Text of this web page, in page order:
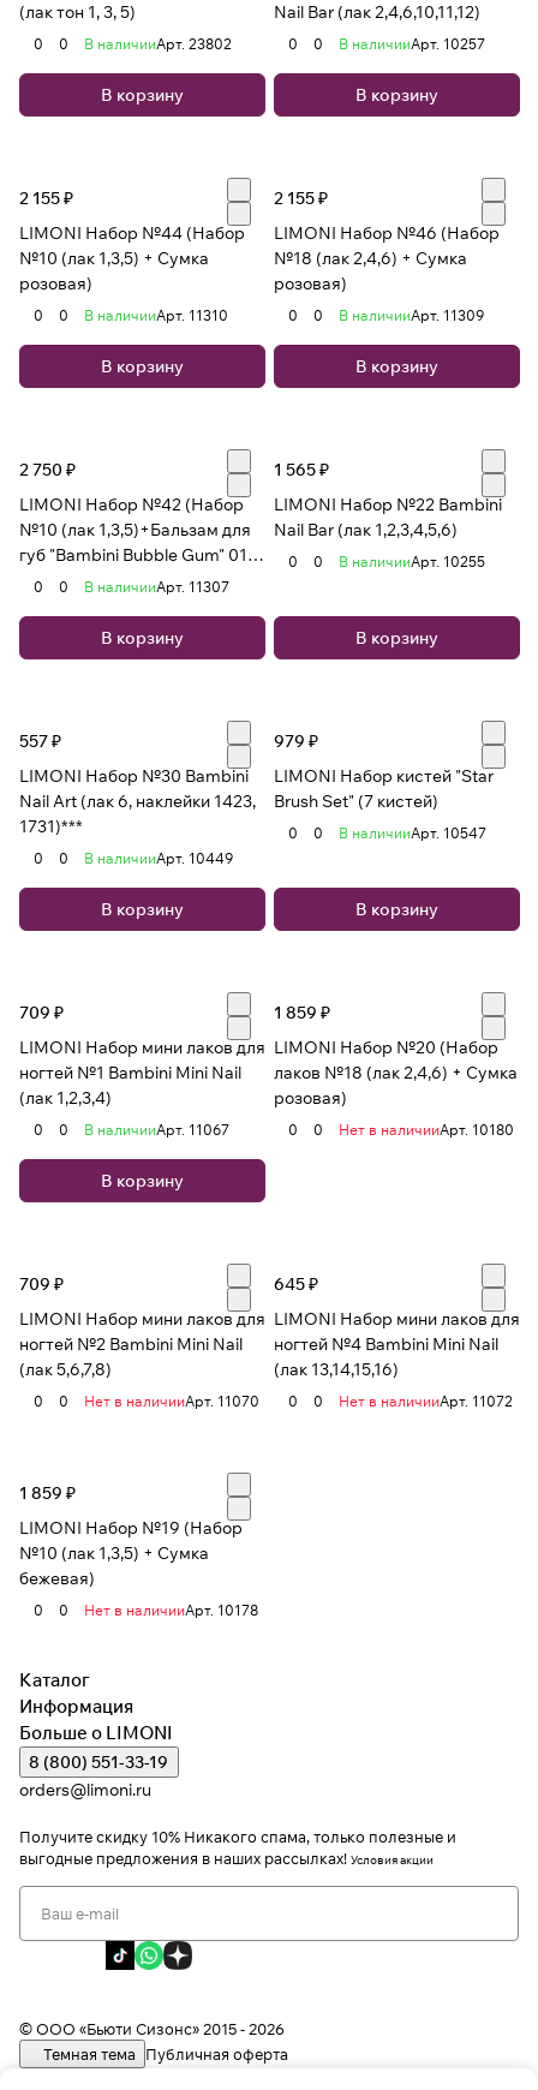
(лак тон 1, 3, 5)
0 0 В наличииАрт. 23802
В корзину
Nail Bar (лак 2,4,6,10,11,12)
0 0 В наличииАрт. 10257
В корзину
2 155 ₽
LIMONI Набор №44 (Набор
№10 (лак 1,3,5) + Сумка
розовая)
0 0 В наличииАрт. 11310
В корзину
2 155 ₽
LIMONI Набор №46 (Набор
№18 (лак 2,4,6) + Сумка
розовая)
0 0 В наличииАрт. 11309
В корзину
2 750 ₽
LIMONI Набор №42 (Набор
№10 (лак 1,3,5)+Бальзам для
губ "Bambini Bubble Gum" 01
тон+зеркало+Сумка)
0 0 В наличииАрт. 11307
В корзину
1 565 ₽
LIMONI Набор №22 Bambini
Nail Bar (лак 1,2,3,4,5,6)
0 0 В наличииАрт. 10255
В корзину
557 ₽
LIMONI Набор №30 Bambini
Nail Art (лак 6, наклейки 1423,
1731)***
0 0 В наличииАрт. 10449
В корзину
979 ₽
LIMONI Набор кистей "Star
Brush Set" (7 кистей)
0 0 В наличииАрт. 10547
В корзину
709 ₽
LIMONI Набор мини лаков для
ногтей №1 Bambini Mini Nail
(лак 1,2,3,4)
0 0 В наличииАрт. 11067
В корзину
1 859 ₽
LIMONI Набор №20 (Набор
лаков №18 (лак 2,4,6) + Сумка
розовая)
0 0 Нет в наличииАрт. 10180
709 ₽
LIMONI Набор мини лаков для
ногтей №2 Bambini Mini Nail
(лак 5,6,7,8)
0 0 Нет в наличииАрт. 11070
645 ₽
LIMONI Набор мини лаков для
ногтей №4 Bambini Mini Nail
(лак 13,14,15,16)
0 0 Нет в наличииАрт. 11072
1 859 ₽
LIMONI Набор №19 (Набор
№10 (лак 1,3,5) + Сумка
бежевая)
0 0 Нет в наличииАрт. 10178
Каталог
Информация
Больше о LIMONI
8 (800) 551-33-19
orders@limoni.ru
Получите скидку 10% Никакого спама, только полезные и
выгодные предложения в наших рассылках! Условия акции
© ООО «Бьюти Сизонс» 2015 - 2026
Темная тема
Публичная оферта